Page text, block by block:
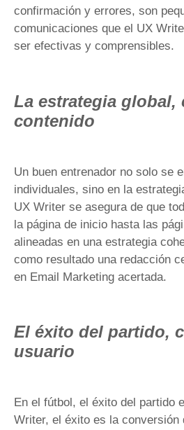
confirmación y errores, son
comunicaciones que el UX
ser efectivas y comprensibles.
La estrategia global,
contenido
Un buen entrenador no solo se
individuales, sino en la
UX Writer se asegura de que
la página de inicio hasta las
alineadas en una estrategia
como resultado una redacción
en Email Marketing acertada.
El éxito del partido,
usuario
En el fútbol, el éxito del partido
Writer, el éxito es la conversión